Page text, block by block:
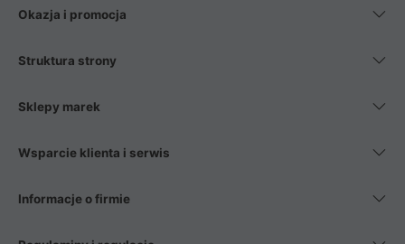
Okazja i promocja
Struktura strony
Sklepy marek
Wsparcie klienta i serwis
Informacje o firmie